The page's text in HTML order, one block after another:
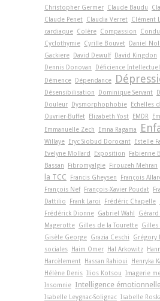
Christopher Germer Claude Baudu
Claude Penet Claudia Verret Clément
cardiaque Colère Compassion
Cyclothymie Cyrille Bouvet Daniel
Gackiere David Dewulf David Kingdon
Dennis Donovan
Déficience
Démence Dépendance
Désensibilisation Dominique Servant
Douleur Dysmorphophobie Echelles
Ouvrier-Buffet Elizabeth Yost EMDR
Emmanuelle Zech
Emna Ragama
Willaye Eryc Siobud Dorocant Estelle
Evelyne Mollard
Exposition Fabienne
Bassan
Fibromyalgie Firouzeh Mehran
la TCC
Francis Gheysen François
François Nef François-Xavier Poudat
Dattilio
Frank Laroi Frédéric Chapelle
Frédérick Dionne Gabriel Wahl
Magerotte Gilles de la Tourette Gilles
Gisèle George Grazia Ceschi Grégory
sociales Haim Omer Hal Arkowitz
Harcèlement Hassan Rahioui
Henryka
Hélène Denis Ilios Kotsou Imagerie
Insomnie Intelligence
Isabelle Leygnac-Solignac Isabelle